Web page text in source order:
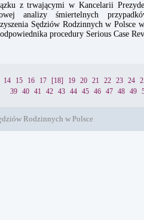
z trwającymi w Kancelarii
analizy śmiertelnych
Sędziów Rodzinnych w Polsce
procedury Serious Case
14 15 16 17 [18] 19 20 21 22 23 24
39
40 41 42 43 44 45 46 47 48 49
Rodzinnych w Polsce